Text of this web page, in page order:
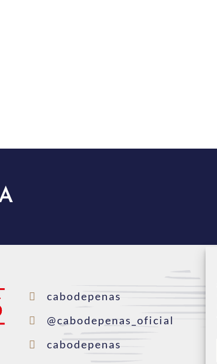
cabodepenas
@cabodepenas_oficial
cabodepenas